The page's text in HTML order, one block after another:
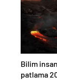
Bilim
patlama